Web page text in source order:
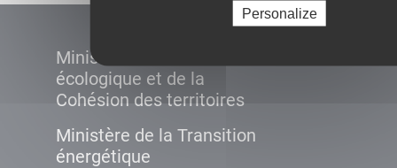
Personalize
Ministère de la Transition
écologique et de la
Cohésion des territoires
Ministère de la Transition
énergétique